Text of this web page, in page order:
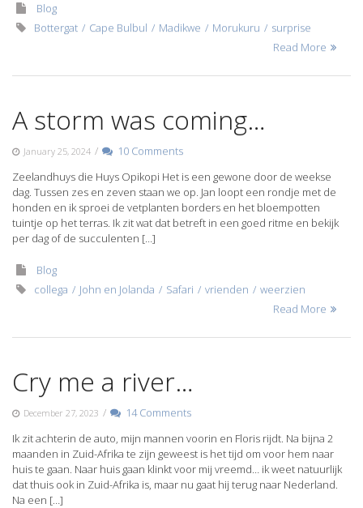
Blog
Bottergat
Cape Bulbul Madikwe Morukuru
surprise
Read More
A storm was coming…
January 25, 2024 /
10 Comments
Zeelandhuys die Huys Opikopi Het is een gewone door de weekse
dag. Tussen zes en zeven staan we op. Jan loopt een rondje met de
honden en ik sproei de vetplanten borders en het bloempotten
tuintje op het terras. Ik zit wat dat betreft in een goed ritme en bekijk
per dag of de succulenten […]
Blog
collega
John en Jolanda Safari vrienden
weerzien
Read More
Cry me a river…
December 27, 2023 /
14 Comments
Ik zit achterin de auto, mijn mannen voorin en Floris rijdt. Na bijna 2
maanden in Zuid-Afrika te zijn geweest is het tijd om voor hem naar
huis te gaan. Naar huis gaan klinkt voor mij vreemd… ik weet natuurlijk
dat thuis ook in Zuid-Afrika is, maar nu gaat hij terug naar Nederland.
Na een […]